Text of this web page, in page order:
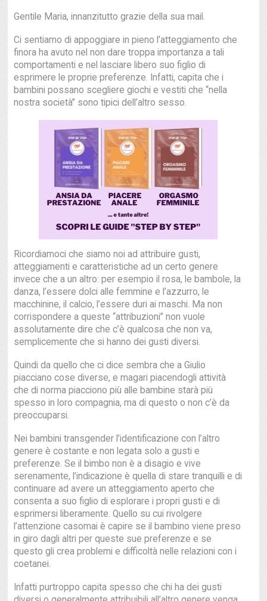
Gentile Maria, innanzitutto grazie della sua mail.
Ci sentiamo di appoggiare in pieno l’atteggiamento che
finora ha avuto nel non dare troppa importanza a tali
comportamenti e nel lasciare libero suo figlio di
esprimere le proprie preferenze. Infatti, capita che i
bambini possano scegliere giochi e vestiti che “nella
nostra società” sono tipici dell’altro sesso.
Ricordiamoci che siamo noi ad attribuire gusti,
atteggiamenti e caratteristiche ad un certo genere
invece che a un altro: per esempio il rosa, le bambole, la
danza, l’essere dolci alle femmine e l’azzurro, le
macchinine, il calcio, l’essere duri ai maschi. Ma non
corrispondere a queste “attribuzioni” non vuole
assolutamente dire che c’è qualcosa che non va,
semplicemente che si hanno dei gusti diversi.
Quindi da quello che ci dice sembra che a Giulio
piacciano cose diverse, e magari piacendogli attività
che di norma piacciono più alle bambine starà più
spesso in loro compagnia, ma di questo o non c’è da
preoccuparsi.
Nei bambini transgender l’identificazione con l’altro
genere è costante e non legata solo a gusti e
preferenze. Se il bimbo non è a disagio e vive
serenamente, l’indicazione è quella di stare tranquilli e di
continuare ad avere un atteggiamento aperto che
consenta a suo figlio di esplorare i propri gusti e di
esprimersi liberamente. Quello su cui rivolgere
l’attenzione casomai è capire se il bambino viene preso
in giro dagli altri per queste sue preferenze e se
questo gli crea problemi e difficoltà nelle relazioni con i
coetanei.
Infatti purtroppo capita spesso che chi ha dei gusti